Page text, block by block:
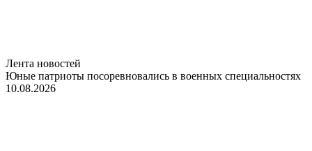
Лента новостей
Юные патриоты посоревновались в военных специальностях
10.08.2026